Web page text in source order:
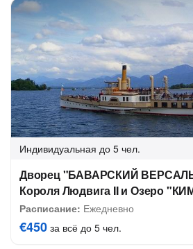
Индивидуальная до 5 чел.
Дворец "БАВАРСКИЙ
Короля Людвига II и Озеро
Расписание: Ежедневно
€450 за всё до 5 чел.